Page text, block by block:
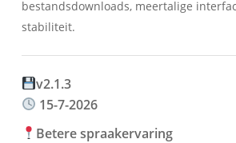
bestandsdownloads, meertalige
stabiliteit.
v2.1.3
15-7-2026
Betere spraakervaring